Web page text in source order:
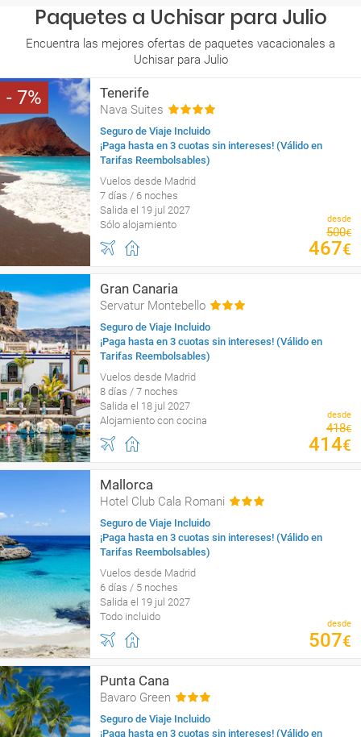
Paquetes a Uchisar para Julio
Encuentra las mejores ofertas de paquetes vacacionales a
Uchisar para Julio
7 Tenerife
Nava Suites
Seguro de Viaje Incluido
¡Paga hasta en 3 cuotas sin intereses! (Válido en
Tarifas Reembolsables)
Vuelos desde Madrid
7 días / 6 noches
Salida el 19 jul 2027
Sólo alojamiento
desde
500€
467€
Gran Canaria
Servatur Montebello
Seguro de Viaje Incluido
¡Paga hasta en 3 cuotas sin intereses! (Válido en
Tarifas Reembolsables)
Vuelos desde Madrid
8 días / 7 noches
Salida el 18 jul 2027
Alojamiento con cocina
desde
418€
414€
Mallorca
Hotel Club Cala Romani
Seguro de Viaje Incluido
¡Paga hasta en 3 cuotas sin intereses! (Válido en
Tarifas Reembolsables)
Vuelos desde Madrid
6 días / 5 noches
Salida el 19 jul 2027
Todo incluido
desde
507€
Punta Cana
Bavaro Green
Seguro de Viaje Incluido
¡Paga hasta en 3 cuotas sin intereses! (Válido en